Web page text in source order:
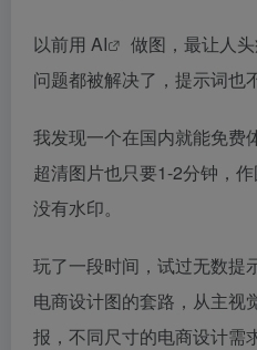
以前用 AI
做图，最让人
问题都被解决了，提示词也
我发现一个在国内就能免
超清图片也只要1-2分钟，
没有水印。
玩了一段时间，试过无数提
电商设计图的套路，从主视
报，不同尺寸的电商设计需